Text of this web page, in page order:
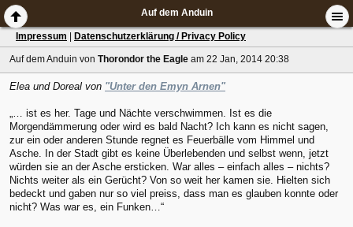
Auf dem Anduin
Impressum Datenschutzerklärung / Privacy Policy
Auf dem Anduin von Thorondor the Eagle am 22 Jan, 2014 20:38
Elea und Doreal von "Unter den Emyn Arnen"
„… ist es her. Tage und Nächte verschwimmen. Ist es die
Morgendämmerung oder wird es bald Nacht? Ich kann es nicht sagen,
zur ein oder anderen Stunde regnet es Feuerbälle vom Himmel und
Asche. In der Stadt gibt es keine Überlebenden und selbst wenn, jetzt
würden sie an der Asche ersticken. War alles – einfach alles – nichts?
Nichts weiter als ein Gerücht? Von so weit her kamen sie. Hielten sich
bedeckt und gaben nur so viel preiss, dass man es glauben konnte oder
nicht? Was war es, ein Funken…“